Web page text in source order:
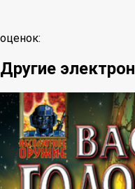
оценок:
Другие